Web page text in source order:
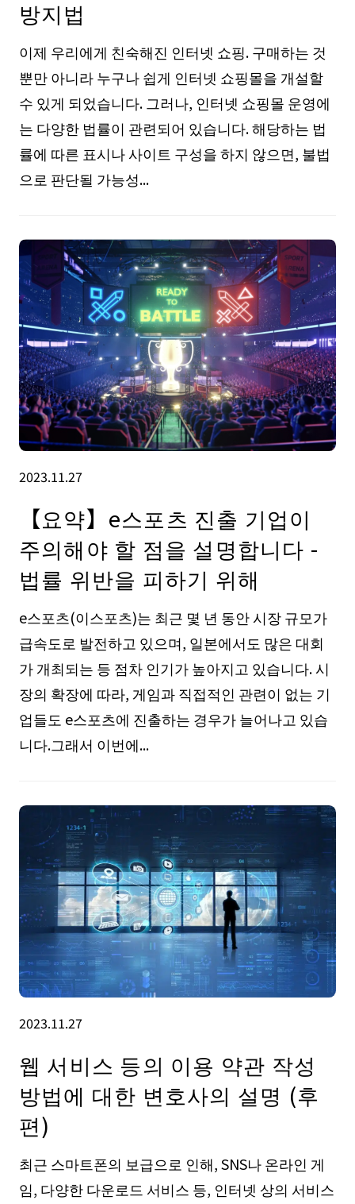
방지법
이제 우리에게 친숙해진 인터넷 쇼핑. 구매하는 것
뿐만 아니라 누구나 쉽게 인터넷 쇼핑몰을 개설할
수 있게 되었습니다. 그러나, 인터넷 쇼핑몰 운영에
는 다양한 법률이 관련되어 있습니다. 해당하는 법
률에 따른 표시나 사이트 구성을 하지 않으면, 불법
으로 판단될 가능성...
2023.11.27
【요약】e스포츠 진출 기업이
주의해야 할 점을 설명합니다 -
법률 위반을 피하기 위해
e스포츠(이스포츠)는 최근 몇 년 동안 시장 규모가
급속도로 발전하고 있으며, 일본에서도 많은 대회
가 개최되는 등 점차 인기가 높아지고 있습니다. 시
장의 확장에 따라, 게임과 직접적인 관련이 없는 기
업들도 e스포츠에 진출하는 경우가 늘어나고 있습
니다.그래서 이번에...
2023.11.27
웹 서비스 등의 이용 약관 작성
방법에 대한 변호사의 설명 (후
편)
최근 스마트폰의 보급으로 인해, SNS나 온라인 게
임, 다양한 다운로드 서비스 등, 인터넷 상의 서비스